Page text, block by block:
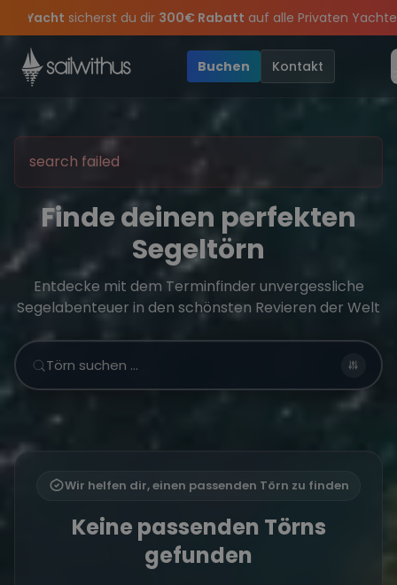
Skip to content
Sichere Dir jetztDein Meilenbuch und Deine sailwithus-
keineTörn-Updates, Insider-Tippsund exklusive
Closing Party 2026!Die Saison war legendär – wir feiern
Buchen
Kontakt
search failed
Finde deinen perfekten
Segeltörn
Entdecke mit dem Terminfinder unvergessliche
Segelabenteuer in den schönsten Revieren der Welt
Törn suchen …
Wir helfen dir, einen passenden Törn zu finden
Keine passenden Törns
gefunden